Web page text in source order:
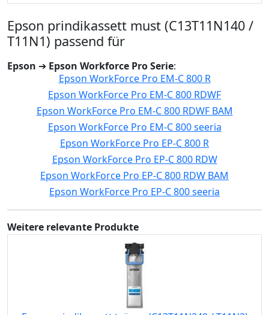
Epson prindikassett must (C13T11N140 /
T11N1) passend für
Epson ➔ Epson Workforce Pro Serie:
Epson WorkForce Pro EM-C 800 R
Epson WorkForce Pro EM-C 800 RDWF
Epson WorkForce Pro EM-C 800 RDWF BAM
Epson WorkForce Pro EM-C 800 seeria
Epson WorkForce Pro EP-C 800 R
Epson WorkForce Pro EP-C 800 RDW
Epson WorkForce Pro EP-C 800 RDW BAM
Epson WorkForce Pro EP-C 800 seeria
Weitere relevante Produkte